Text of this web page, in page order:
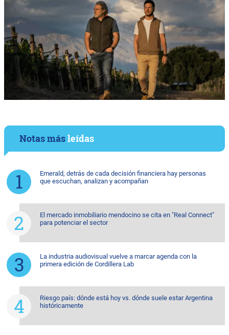
Notas másleídas
Emerald, detrás de cada decisión financiera hay personas
que escuchan, analizan y acompañan
El mercado inmobiliario mendocino se cita en "Real Connect"
para potenciar el sector
La industria audiovisual vuelve a marcar agenda con la
primera edición de Cordillera Lab
Riesgo país: dónde está hoy vs. dónde suele estar Argentina
históricamente